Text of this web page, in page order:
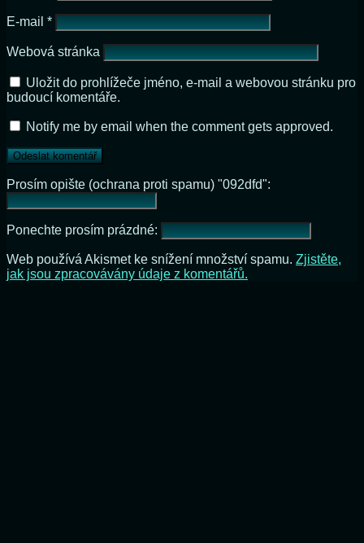
E-mail *
Webová stránka
Uložit do prohlížeče jméno, e-mail a webovou stránku pro
budoucí komentáře.
Notify me by email when the comment gets approved.
Prosím opište (ochrana proti spamu) "092dfd":
Ponechte prosím prázdné:
Web používá Akismet ke snížení množství spamu. Zjistěte,
jak jsou zpracovávány údaje z komentářů.